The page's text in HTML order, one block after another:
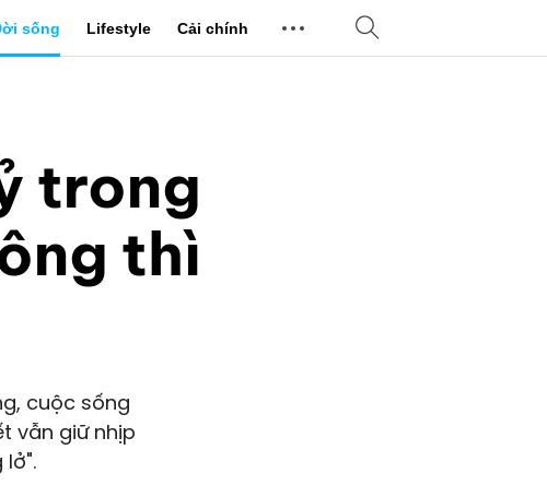
sống Lifestyle Cải chính
trong
thì
cuộc sống
vẫn giữ nhịp